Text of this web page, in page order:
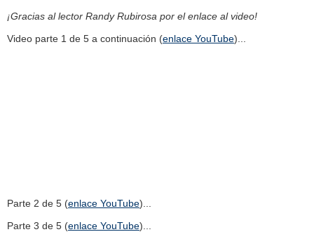
¡Gracias al lector Randy Rubirosa por el enlace al video!
Video parte 1 de 5 a continuación (enlace YouTube)...
Parte 2 de 5 (enlace YouTube)...
Parte 3 de 5 (enlace YouTube)...